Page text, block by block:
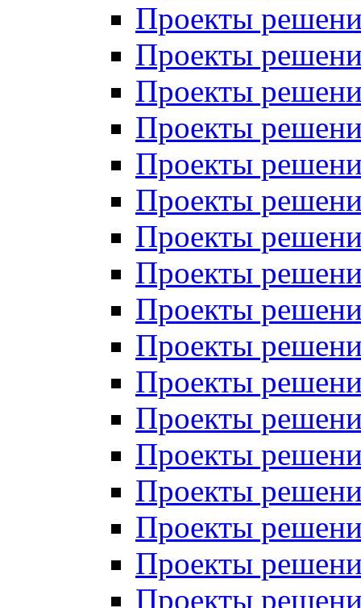
Проекты
Проекты
Проекты
Проекты
Проекты
Проекты
Проекты
Проекты
Проекты
Проекты
Проекты
Проекты
Проекты
Проекты
Проекты
Проекты
Проекты